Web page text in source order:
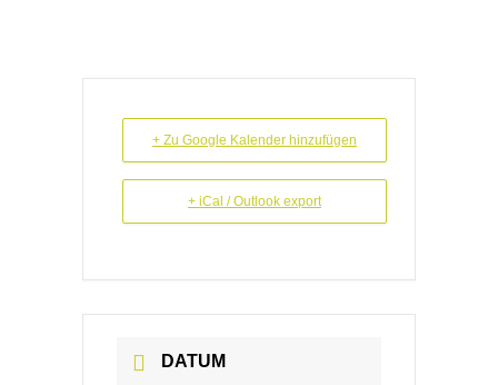
+ Zu Google Kalender hinzufügen
+ iCal / Outlook export
DATUM